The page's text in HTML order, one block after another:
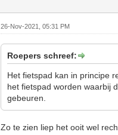
26-Nov-2021, 05:31 PM
Roepers schreef:
Het fietspad kan in principe
het fietspad worden waarbij
gebeuren.
Zo te zien liep het ooit wel